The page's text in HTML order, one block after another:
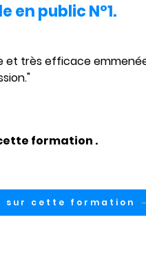
en public N°1.
et très efficace
formation .
sur cette formation